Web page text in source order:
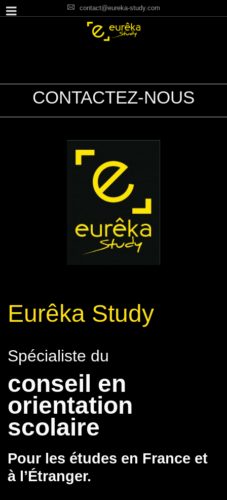
contact@eureka-study.com
CONTACTEZ-NOUS
Eurêka Study
Spécialiste du
conseil en
orientation
scolaire
Pour les études en France et
à l’Étranger.